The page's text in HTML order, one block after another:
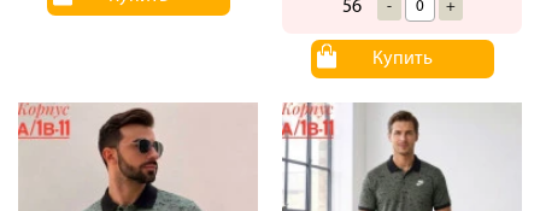
56 - +
Купить